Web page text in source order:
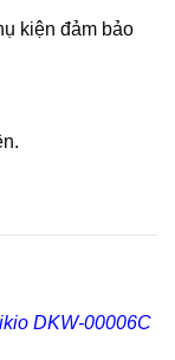
kiện đảm bảo
DKW-00006C